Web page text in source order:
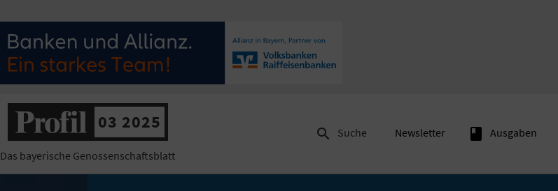
03 2025
Das bayerische Genossenschaftsblatt
 Suche Newsletter book Ausgaben